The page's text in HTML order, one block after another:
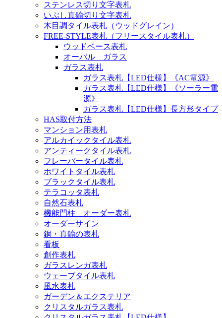
ステンレス切り文字表札
いぶし真鍮切り文字表札
木目調タイル表札（ウッドグレイン）
FREE-STYLE表札（フリースタイル表札）
ウッドベース表札
オーバル ガラス
ガラス表札
ガラス表札【LED仕様】《AC電源》
ガラス表札【LED仕様】《ソーラー電
源》
ガラス表札【LED仕様】長方形タイプ
HAS取付方法
マンション用表札
アルカイックタイル表札
アンティークタイル表札
フレーバータイル表札
ホワイトタイル表札
ブラックタイル表札
テラコッタ表札
自然石表札
機能門柱 オーダー表札
オーダーサイン
銅・真鍮の表札
看板
創作表札
ガラスレンガ表札
ウェーブタイル表札
風水表札
ガーデン＆エクステリア
クリスタルガラス表札